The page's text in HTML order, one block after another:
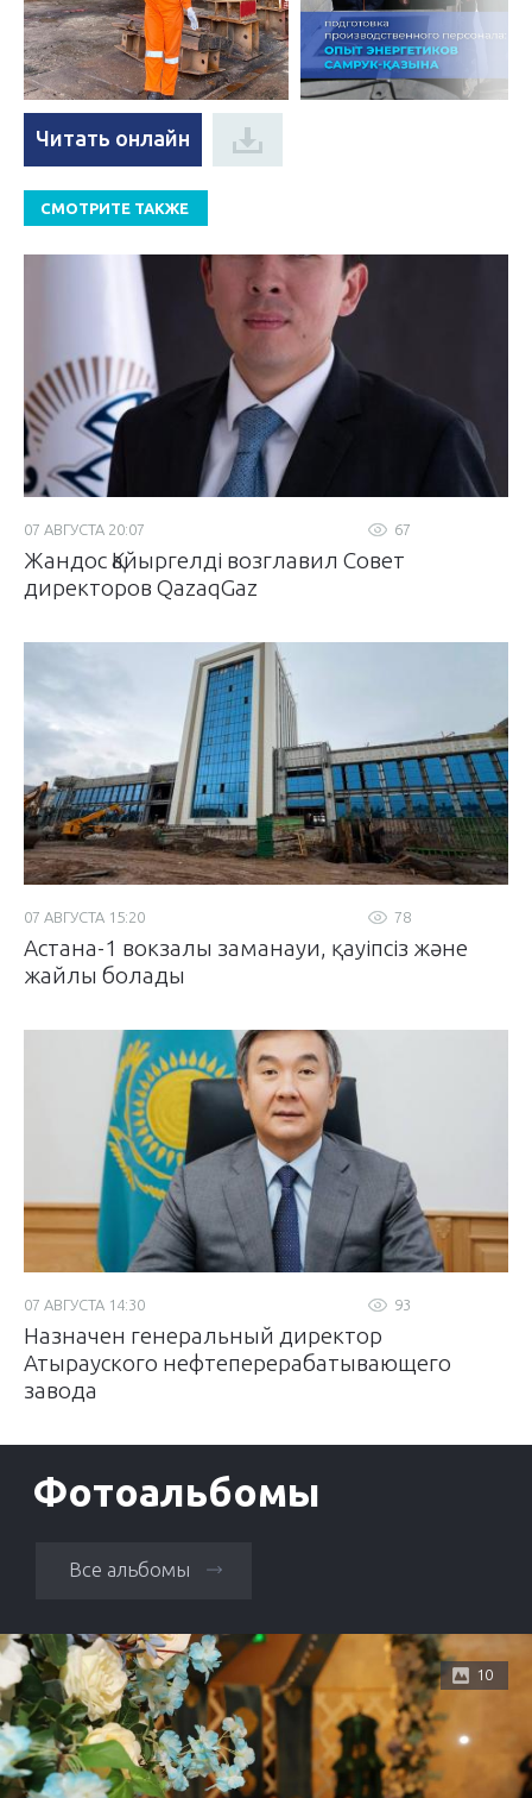
Читать онлайн
СМОТРИТЕ ТАКЖЕ
67
07 АВГУСТА 20:07
Жандос Қайыргелді возглавил Совет
директоров QazaqGaz
78
07 АВГУСТА 15:20
Астана-1 вокзалы заманауи, қауіпсіз және
жайлы болады
93
07 АВГУСТА 14:30
Назначен генеральный директор
Атырауского нефтеперерабатывающего
завода
Фотоальбомы
Все альбомы
10